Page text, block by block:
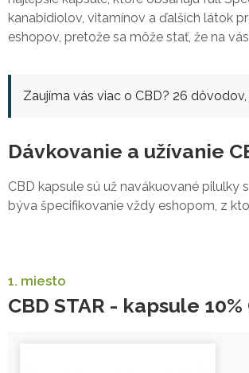
kanabidiolov, vitamínov a ďalších látok
eshopov, pretože sa môže stať, že na
Zaujíma vás viac o CBD? 26
Dávkovanie a užívanie
CBD kapsule sú už navákuované pilulky
býva špecifikovanie vždy eshopom, z
1. miesto
CBD STAR - kapsule 10%